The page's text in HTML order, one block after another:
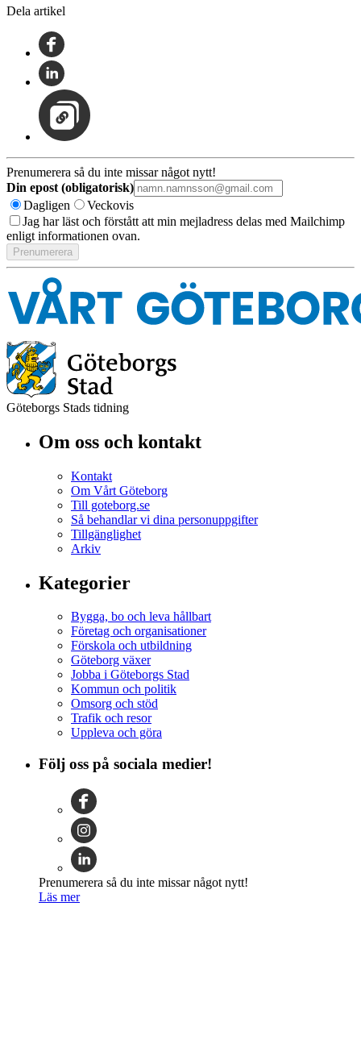
Dela artikel
Prenumerera så du inte missar något nytt!
Din epost (obligatorisk)
Dagligen
Veckovis
Jag har läst och förstått att min mejladress delas med Mailchimp
enligt informationen ovan.
Göteborgs Stads tidning
Om oss och kontakt
Kontakt
Om Vårt Göteborg
Till goteborg.se
Så behandlar vi dina personuppgifter
Tillgänglighet
Arkiv
Kategorier
Bygga, bo och leva hållbart
Företag och organisationer
Förskola och utbildning
Göteborg växer
Jobba i Göteborgs Stad
Kommun och politik
Omsorg och stöd
Trafik och resor
Uppleva och göra
Följ oss på sociala medier!
Prenumerera så du inte missar något nytt!
Läs mer